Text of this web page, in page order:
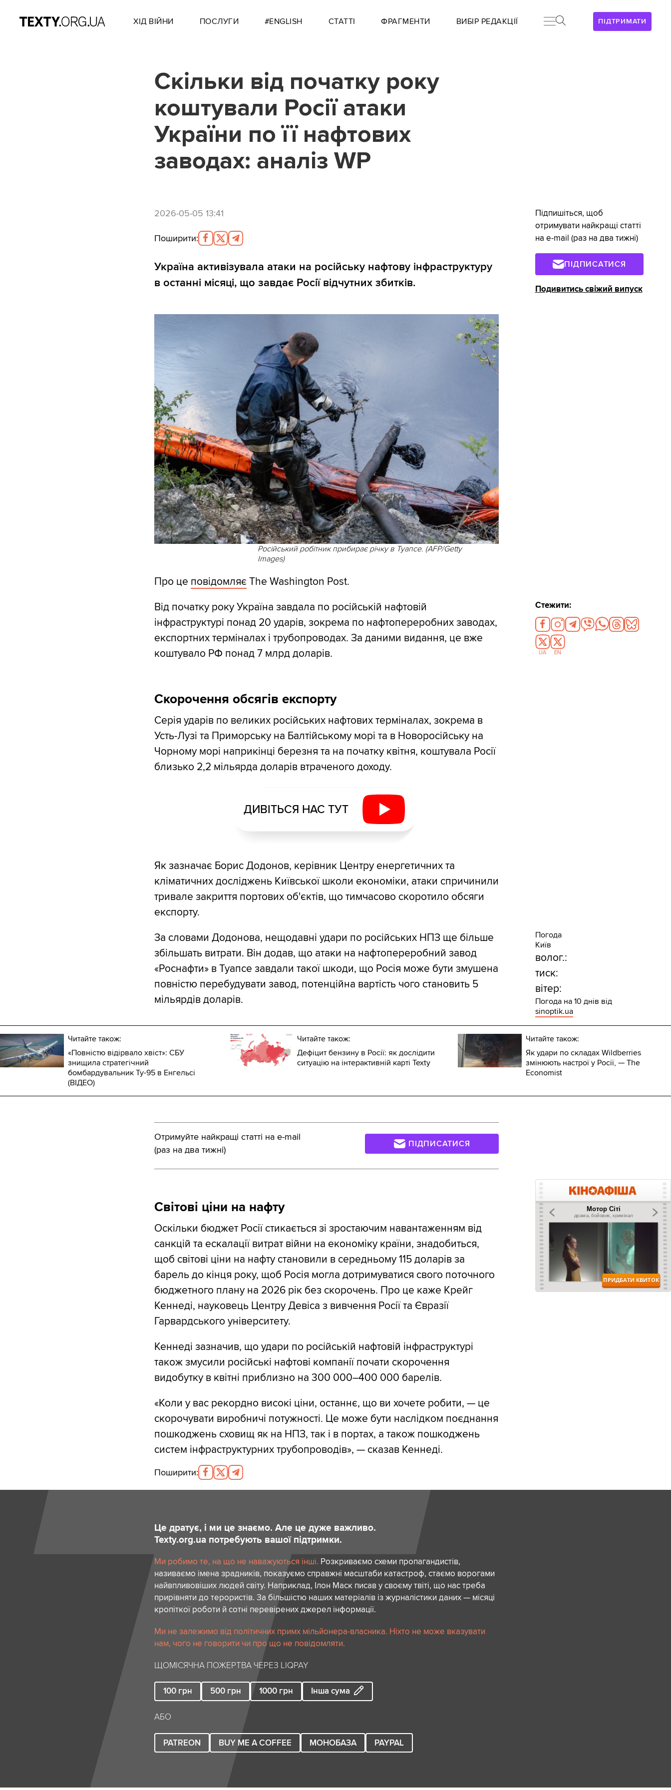
ПІДТРИМАТИ
ХІД ВІЙНИ ПОСЛУГИ #ENGLISH СТАТТІ ФРАГМЕНТИ ВИБІР РЕДАКЦІЇ
Cкільки від початку року
коштували Росії атаки
України по її нафтових
заводах: аналіз WP
2026-05-05 13:41
Поширити:
Україна активізувала атаки на російську нафтову інфраструктуру
в останні місяці, що завдає Росії відчутних збитків.
Російський робітник прибирає річку в Туапсе. (AFP/Getty
Images)
Про це повідомляє The Washington Post.
Від початку року Україна завдала по російській нафтовій
інфраструктурі понад 20 ударів, зокрема по нафтопереробних заводах,
експортних терміналах і трубопроводах. За даними видання, це вже
коштувало РФ понад 7 млрд доларів.
Скорочення обсягів експорту
Серія ударів по великих російських нафтових терміналах, зокрема в
Усть-Лузі та Приморську на Балтійському морі та в Новоросійську на
Чорному морі наприкінці березня та на початку квітня, коштувала Росії
близько 2,2 мільярда доларів втраченого доходу.
ДИВІТЬСЯ НАС ТУТ
Як зазначає Борис Додонов, керівник Центру енергетичних та
кліматичних досліджень Київської школи економіки, атаки спричинили
тривале закриття портових об'єктів, що тимчасово скоротило обсяги
експорту.
За словами Додонова, нещодавні удари по російських НПЗ ще більше
збільшать витрати. Він додав, що атаки на нафтопереробний завод
«Роснафти» в Туапсе завдали такої шкоди, що Росія може бути змушена
повністю перебудувати завод, потенційна вартість чого становить 5
мільярдів доларів.
Читайте також:
«Повністю відірвало хвіст»: СБУ
знищила стратегічний
бомбардувальник Ту-95 в Енгельсі
(ВІДЕО)
Читайте також:
Дефіцит бензину в Росії: як дослідити
ситуацію на інтерактивній карті Texty
Читайте також:
Як удари по складах Wildberries
змінюють настрої у Росії, — The
Economist
Отримуйте найкращі статті на e-mail
(раз на два тижні)
ПІДПИСАТИСЯ
Світові ціни на нафту
Оскільки бюджет Росії стикається зі зростаючим навантаженням від
санкцій та ескалації витрат війни на економіку країни, знадобиться,
щоб світові ціни на нафту становили в середньому 115 доларів за
барель до кінця року, щоб Росія могла дотримуватися свого поточного
бюджетного плану на 2026 рік без скорочень. Про це каже Крейг
Кеннеді, науковець Центру Девіса з вивчення Росії та Євразії
Гарвардського університету.
Кеннеді зазначив, що удари по російській нафтовій інфраструктурі
також змусили російські нафтові компанії почати скорочення
видобутку в квітні приблизно на 300 000–400 000 барелів.
«Коли у вас рекордно високі ціни, останнє, що ви хочете робити, — це
скорочувати виробничі потужності. Це може бути наслідком поєднання
пошкоджень сховищ як на НПЗ, так і в портах, а також пошкоджень
систем інфраструктурних трубопроводів», — сказав Кеннеді.
Поширити:
Це дратує, і ми це знаємо. Але це дуже важливо.
Texty.org.ua потребують вашої підтримки.
Ми робимо те, на що не наважуються інші. Розкриваємо схеми пропагандистів,
називаємо імена зрадників, показуємо справжні масштаби катастроф, стаємо ворогами
найвпливовіших людей світу. Наприклад, Ілон Маск писав у своєму твіті, що нас треба
прирівняти до терористів. За більшістю наших матеріалів із журналістики даних — місяці
кропіткої роботи й сотні перевірених джерел інформації.
Ми не залежимо від політичних примх мільйонера-власника. Ніхто не може вказувати
нам, чого не говорити чи про що не повідомляти.
ЩОМІСЯЧНА ПОЖЕРТВА ЧЕРЕЗ LIQPAY
100 грн 500 грн 1000 грн Інша сума
АБО
PATREON BUY ME A COFFEE МОНОБАЗА PAYPAL
Підпишіться, щоб
отримувати найкращі статті
на e-mail (раз на два тижні)
ПІДПИСАТИСЯ
Подивитись свіжий випуск
Стежити:
UA EN
Погода
Київ
волог.:
тиск:
вітер:
Погода на 10 днів від
sinoptik.ua